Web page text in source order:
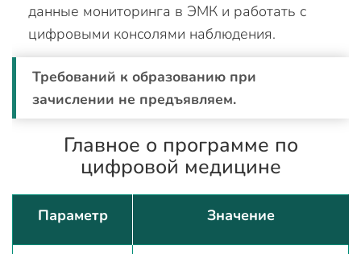
данные мониторинга в ЭМК и работать с
цифровыми консолями наблюдения.
Требований к образованию при
зачислении не предъявляем.
Главное о программе по
цифровой медицине
Параметр Значение